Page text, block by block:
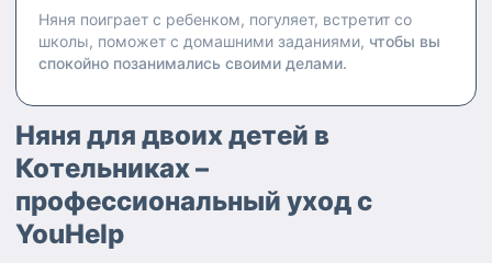
Няня поиграет с ребенком, погуляет, встретит со
школы, поможет с домашними заданиями, чтобы вы
спокойно позанимались своими делами.
Няня для двоих детей в
Котельниках –
профессиональный уход с
YouHelp